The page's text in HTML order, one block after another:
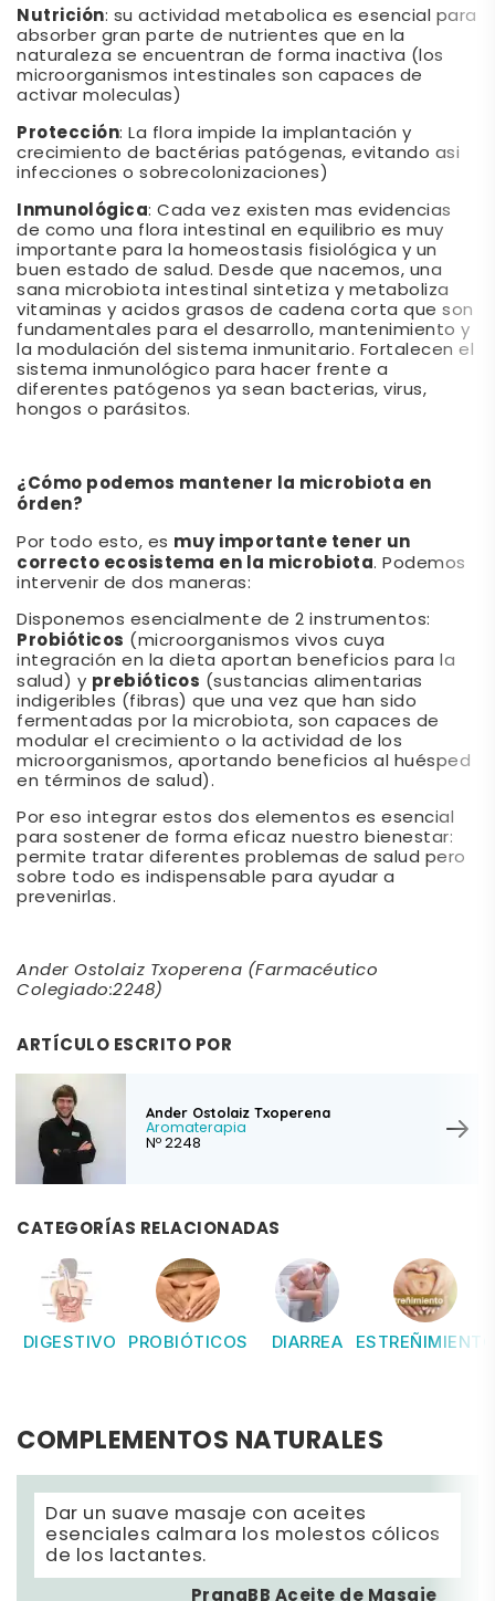
Nutrición: su actividad metabolica es esencial para
absorber gran parte de nutrientes que en la
naturaleza se encuentran de forma inactiva (los
microorganismos intestinales son capaces de
activar moleculas)
Protección: La flora impide la implantación y
crecimiento de bactérias patógenas, evitando asi
infecciones o sobrecolonizaciones)
Inmunológica: Cada vez existen mas evidencias
de como una flora intestinal en equilibrio es muy
importante para la homeostasis fisiológica y un
buen estado de salud. Desde que nacemos, una
sana microbiota intestinal sintetiza y metaboliza
vitaminas y acidos grasos de cadena corta que son
fundamentales para el desarrollo, mantenimiento y
la modulación del sistema inmunitario. Fortalecen el
sistema inmunológico para hacer frente a
diferentes patógenos ya sean bacterias, virus,
hongos o parásitos.
¿Cómo podemos mantener la microbiota en
órden?
Por todo esto, es muy importante tener un
correcto ecosistema en la microbiota. Podemos
intervenir de dos maneras:
Disponemos esencialmente de 2 instrumentos:
Probióticos (microorganismos vivos cuya
integración en la dieta aportan beneficios para la
salud) y prebióticos (sustancias alimentarias
indigeribles (fibras) que una vez que han sido
fermentadas por la microbiota, son capaces de
modular el crecimiento o la actividad de los
microorganismos, aportando beneficios al huésped
en términos de salud).
Por eso integrar estos dos elementos es esencial
para sostener de forma eficaz nuestro bienestar:
permite tratar diferentes problemas de salud pero
sobre todo es indispensable para ayudar a
prevenirlas.
Ander Ostolaiz Txoperena (Farmacéutico
Colegiado:2248)
ARTÍCULO ESCRITO POR
Ander Ostolaiz Txoperena
Aromaterapia
Nº 2248
CATEGORÍAS RELACIONADAS
DIGESTIVO PROBIÓTICOS DIARREA ESTREÑIMIENTO
COMPLEMENTOS NATURALES
Dar un suave masaje con aceites
esenciales calmara los molestos cólicos
de los lactantes.